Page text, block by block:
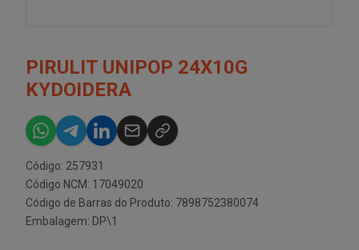
PIRULIT UNIPOP 24X10G
KYDOIDERA
Código: 257931
Código NCM: 17049020
Código de Barras do Produto: 7898752380074
Embalagem: DP\1